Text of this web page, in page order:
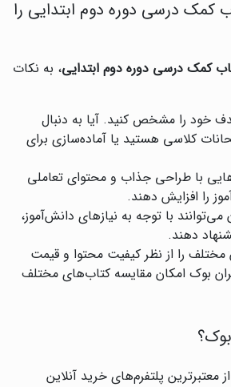
کمک درسی دوره دوم ابتدایی را
کمک درسی دوره دوم ابتدایی، به نکات
خود را مشخص کنید. آیا به دنبال
کلاسی هستید یا آماده‌سازی برای
با طراحی جذاب و محتوای تعاملی
را افزایش دهند.
می‌توانند با توجه به نیازهای دانش‌آموز،
دهند.
مختلف را از نظر کیفیت محتوا و قیمت
بوک امکان مقایسه کتاب‌های مختلف
معتبرترین پلتفرم‌های خرید آنلاین